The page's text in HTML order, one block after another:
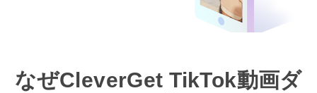
なぜCleverGet TikTok動画ダ